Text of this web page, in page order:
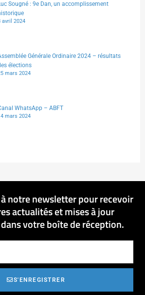
Sougné : 9e Dan, un accomplissement
avril 2024
Générale Ordinaire 2024 – résultats
élections
mars 2024
WhatsApp – ABFT
mars 2024
notre newsletter pour recevoir
actualités et mises à jour
votre boîte de réception.
S'ENREGISTRER